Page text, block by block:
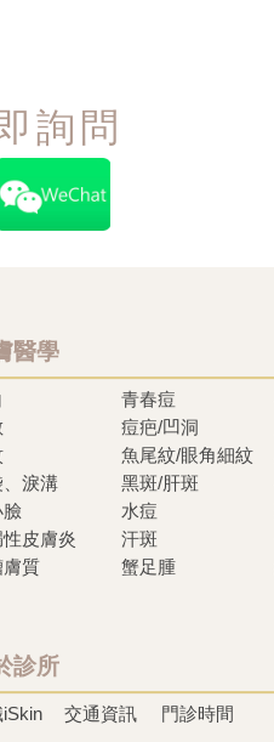
詢問
醫學
青春痘
痘疤/凹洞
魚尾紋/眼角細紋
、淚溝
黑斑/肝斑
水痘
性皮膚炎
汗斑
質
蟹足腫
診所
交通資訊 門診時間